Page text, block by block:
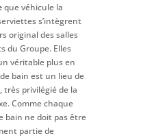
que véhicule la
s’intègrent
original des salles
du Groupe. Elles
véritable plus en
bain est un lieu de
privilégié de la
Comme chaque
bain ne doit pas être
partie de